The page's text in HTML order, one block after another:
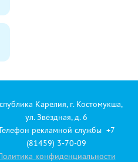
Карелия, г. Костомукша,
ул. Звёздная, д. 6
рекламной службы +7
(81459) 3-70-09
конфиденциальности